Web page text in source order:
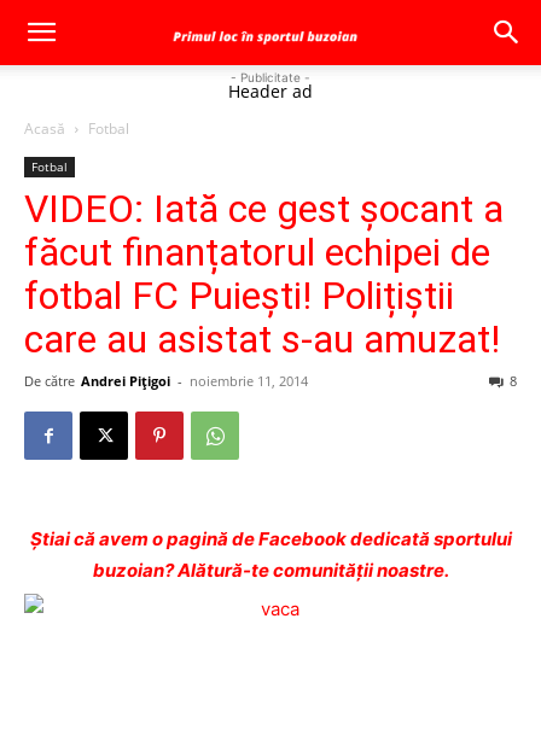
- Publicitate -
Header ad
Acasă Fotbal
Fotbal
VIDEO: Iată ce gest șocant a
făcut finanțatorul echipei de
fotbal FC Puiești! Polițiștii
care au asistat s-au amuzat!
De către Andrei Pițigoi - noiembrie 11, 2014 8
Ştiai că avem o pagină de Facebook dedicată sportului
buzoian? Alătură-te comunității noastre.